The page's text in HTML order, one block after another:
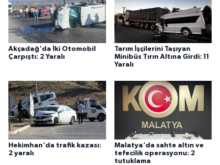
Akçadağ'da İki Otomobil
Çarpıştı: 2 Yaralı
Tarım İşçilerini Taşıyan
Minibüs Tırın Altına Girdi: 11
Yaralı
Hekimhan'da trafik kazası:
2 yaralı
Malatya'da sahte altın ve
tefecilik operasyonu: 2
tutuklama